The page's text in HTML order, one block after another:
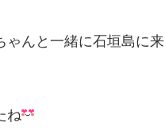
ゃんと一緒に石垣島に
ね